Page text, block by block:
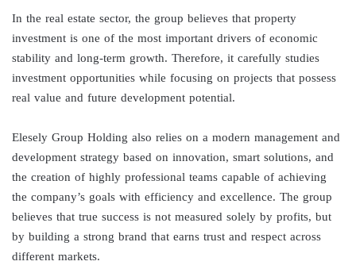
In the real estate sector, the group believes that property
investment is one of the most important drivers of economic
stability and long-term growth. Therefore, it carefully studies
investment opportunities while focusing on projects that possess
real value and future development potential.
Elesely Group Holding also relies on a modern management and
development strategy based on innovation, smart solutions, and
the creation of highly professional teams capable of achieving
the company’s goals with efficiency and excellence. The group
believes that true success is not measured solely by profits, but
by building a strong brand that earns trust and respect across
different markets.